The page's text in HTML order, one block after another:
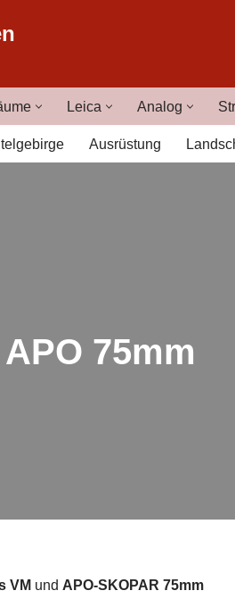
Leica Analog
Ausrüstung
75mm
VM und APO-SKOPAR 75mm